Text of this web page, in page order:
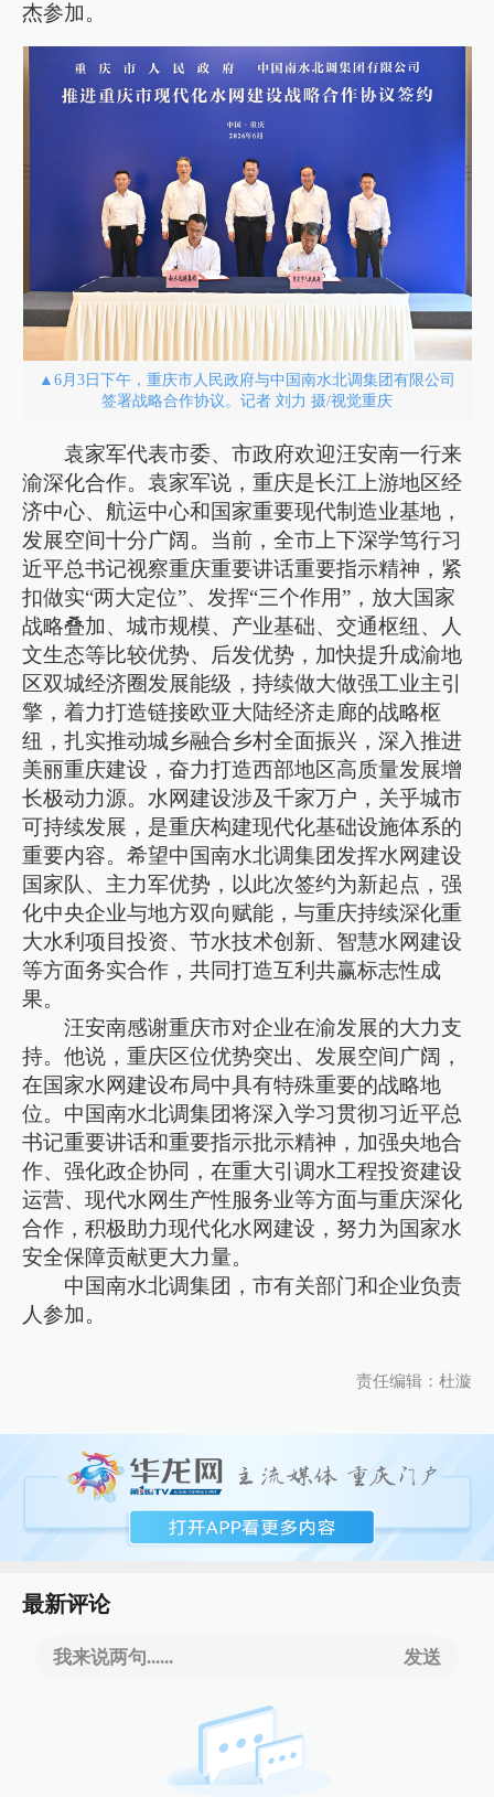
杰参加。
▲6月3日下午，重庆市人民政府与中国南水北调集团有限公司
签署战略合作协议。记者 刘力 摄/视觉重庆
袁家军代表市委、市政府欢迎汪安南一行来
渝深化合作。袁家军说，重庆是长江上游地区经
济中心、航运中心和国家重要现代制造业基地，
发展空间十分广阔。当前，全市上下深学笃行习
近平总书记视察重庆重要讲话重要指示精神，紧
扣做实“两大定位”、发挥“三个作用”，放大国家
战略叠加、城市规模、产业基础、交通枢纽、人
文生态等比较优势、后发优势，加快提升成渝地
区双城经济圈发展能级，持续做大做强工业主引
擎，着力打造链接欧亚大陆经济走廊的战略枢
纽，扎实推动城乡融合乡村全面振兴，深入推进
美丽重庆建设，奋力打造西部地区高质量发展增
长极动力源。水网建设涉及千家万户，关乎城市
可持续发展，是重庆构建现代化基础设施体系的
重要内容。希望中国南水北调集团发挥水网建设
国家队、主力军优势，以此次签约为新起点，强
化中央企业与地方双向赋能，与重庆持续深化重
大水利项目投资、节水技术创新、智慧水网建设
等方面务实合作，共同打造互利共赢标志性成
果。
汪安南感谢重庆市对企业在渝发展的大力支
持。他说，重庆区位优势突出、发展空间广阔，
在国家水网建设布局中具有特殊重要的战略地
位。中国南水北调集团将深入学习贯彻习近平总
书记重要讲话和重要指示批示精神，加强央地合
作、强化政企协同，在重大引调水工程投资建设
运营、现代水网生产性服务业等方面与重庆深化
合作，积极助力现代化水网建设，努力为国家水
安全保障贡献更大力量。
中国南水北调集团，市有关部门和企业负责
人参加。
责任编辑：杜漩
最新评论
我来说两句...... 发送